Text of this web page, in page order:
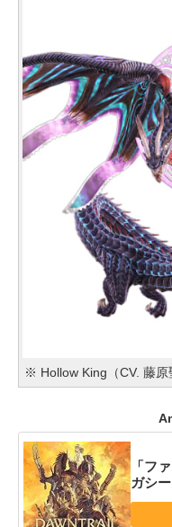
※ Hollow King（CV. 藤原
「フ
ガシ